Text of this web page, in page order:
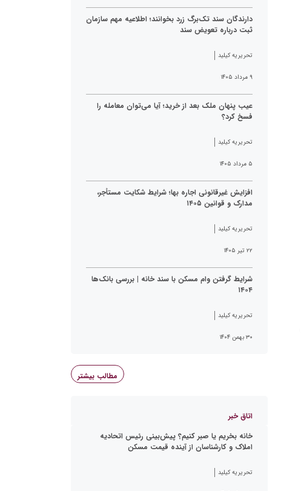
دارندگان سند تک‌برگ زرد بخوانند؛ اطلاعیه مهم سازمان
ثبت درباره تعویض سند
تحریریه کیلید
۹ مرداد ۱۴۰۵
عیب پنهان ملک بعد از خرید؛ آیا می‌توان معامله را
فسخ کرد؟
تحریریه کیلید
۵ مرداد ۱۴۰۵
افزایش غیرقانونی اجاره بها؛ شرایط شکایت مستأجر،
مدارک و قوانین ۱۴۰۵
تحریریه کیلید
۲۲ تیر ۱۴۰۵
شرایط گرفتن وام مسکن با سند خانه | بررسی بانک‌ها
۱۴۰۴
تحریریه کیلید
۳۰ بهمن ۱۴۰۴
مطالب بیشتر
اتاق خبر
خانه بخریم یا صبر کنیم؟ پیش‌بینی رئیس اتحادیه
املاک و کارشناسان از آینده قیمت مسکن
تحریریه کیلید